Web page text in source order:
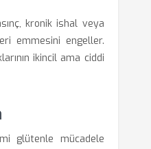
kronik ishal veya
emmesini engeller.
ikincil ama ciddi
glütenle mücadele